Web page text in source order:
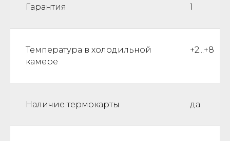
Гарантия 1
Температура в холодильной
камере
+2...+8
Наличие термокарты да